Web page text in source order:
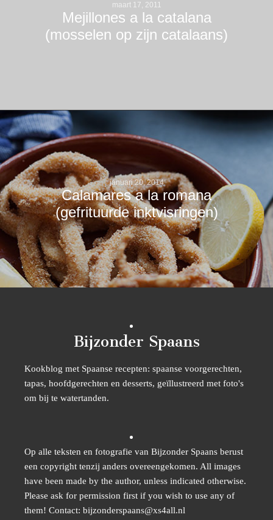
maart 17, 2011
Mejillones a la catalana
(mosselen op zijn catalaans)
januari 20, 2014
Calamares a la romana
(gefrituurde inktvisringen)
Bijzonder Spaans
Kookblog met Spaanse recepten: spaanse voorgerechten,
tapas, hoofdgerechten en desserts, geïllustreerd met foto's
om bij te watertanden.
Op alle teksten en fotografie van Bijzonder Spaans berust
een copyright tenzij anders overeengekomen. All images
have been made by the author, unless indicated otherwise.
Please ask for permission first if you wish to use any of
them! Contact: bijzonderspaans@xs4all.nl